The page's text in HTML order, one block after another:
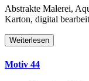
Abstrakte Malerei,
Karton, digital
Weiterlesen
Motiv 44